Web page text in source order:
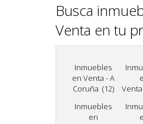
Busca
Venta en tu
Inmuebles
en Venta - A
Coruña (12)
Inmuebles
en